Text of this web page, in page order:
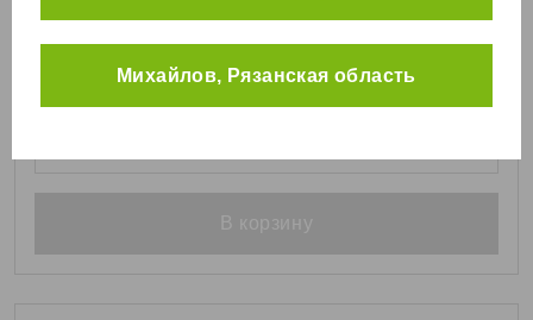
Кролики
Курицы
Универсальные корма
Михайлов, Рязанская область
25 кг
Количество мешков, шт